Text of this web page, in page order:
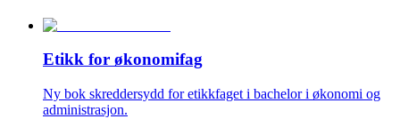
Etikk for økonomifag
Ny bok skreddersydd for etikkfaget i bachelor i økonomi og
administrasjon.